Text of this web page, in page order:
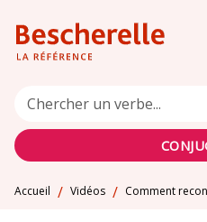
MENU RECHERCHE
PIED DE PAGE
Chercher un verbe...
Accueil / Vidéos / Comment